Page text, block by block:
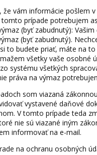
že vám informácie pošlem
tomto prípade potrebujem
(byť zabudnutý):
(byť zabudnutý).
to budete priať, máte na
všetky vaše osobné
systému všetkých
práva na výmaz
som viazaná
vystavené daňové
V tomto prípade teda
nie sú viazané iným
informovať na e-mail.
na ochranu osobných